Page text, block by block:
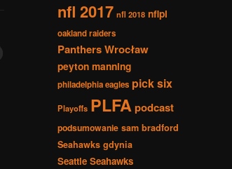
nfl 2017 nfl 2018 nflpl
oakland raiders
Panthers Wrocław
peyton manning
philadelphia eagles pick six
Playoffs PLFApodcast
podsumowanie sam bradford
Seahawks gdynia
Seattle Seahawks